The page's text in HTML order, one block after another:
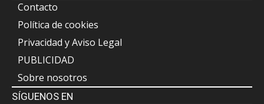
Contacto
Política de cookies
Privacidad y Aviso Legal
PUBLICIDAD
Sobre nosotros
SÍGUENOS EN